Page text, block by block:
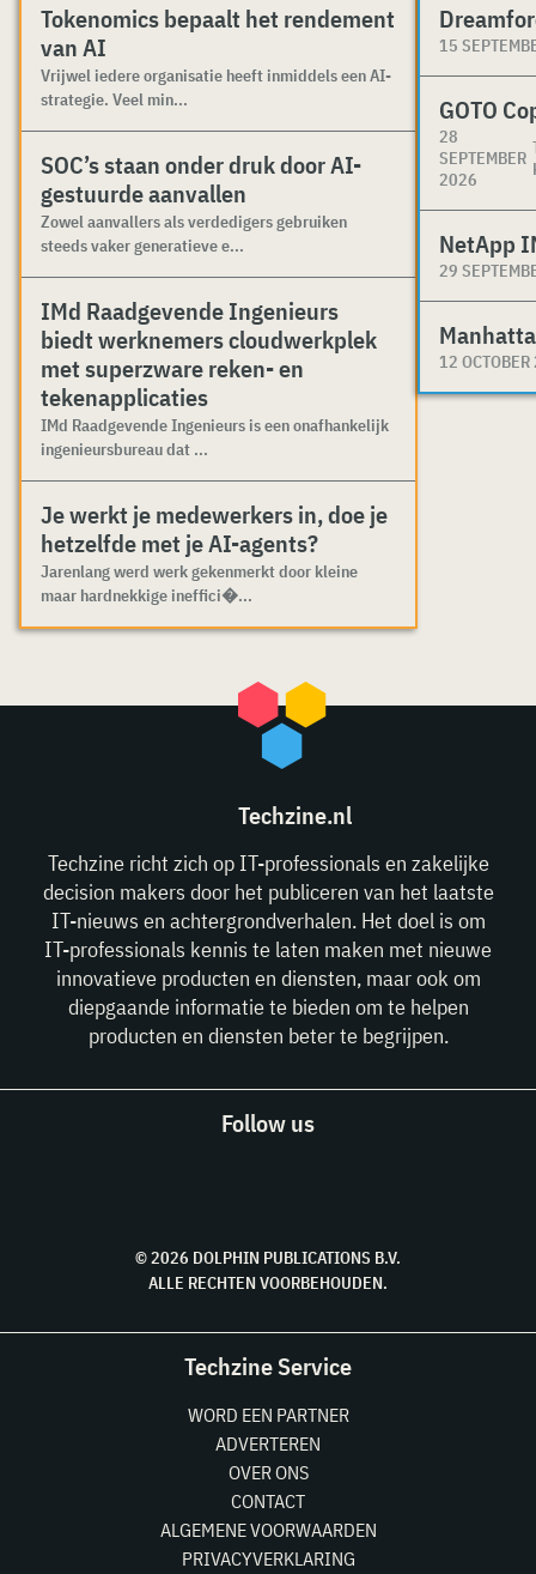
Tokenomics bepaalt het rendement
van AI
Vrijwel iedere organisatie heeft inmiddels een AI-
strategie. Veel min...
SOC’s staan onder druk door AI-
gestuurde aanvallen
Zowel aanvallers als verdedigers gebruiken
steeds vaker generatieve e...
IMd Raadgevende Ingenieurs
biedt werknemers cloudwerkplek
met superzware reken- en
tekenapplicaties
IMd Raadgevende Ingenieurs is een onafhankelijk
ingenieursbureau dat ...
Je werkt je medewerkers in, doe je
hetzelfde met je AI-agents?
Jarenlang werd werk gekenmerkt door kleine
maar hardnekkige ineffici�...
15
GOTO
28
SEPTEMBER
2026
NetApp
29
12
Techzine.nl
Techzine richt zich op IT-professionals en zakelijke
decision makers door het publiceren van het laatste
IT-nieuws en achtergrondverhalen. Het doel is om
IT-professionals kennis te laten maken met nieuwe
innovatieve producten en diensten, maar ook om
diepgaande informatie te bieden om te helpen
producten en diensten beter te begrijpen.
Follow us
© 2026 DOLPHIN PUBLICATIONS B.V.
ALLE RECHTEN VOORBEHOUDEN.
Techzine Service
WORD EEN PARTNER
ADVERTEREN
OVER ONS
CONTACT
ALGEMENE VOORWAARDEN
PRIVACYVERKLARING